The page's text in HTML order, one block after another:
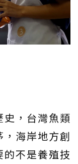
，台灣魚類
海岸地方創
不是養殖技